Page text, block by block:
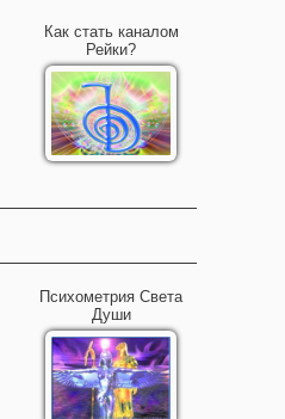
Как стать каналом
Рейки?
Психометрия Света
Души